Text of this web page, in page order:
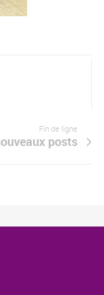
Fin de ligne
posts